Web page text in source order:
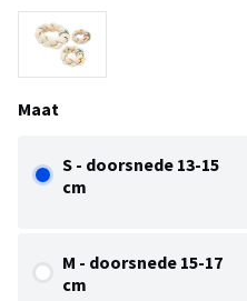
Maat
S - doorsnede 13-15
cm
M - doorsnede 15-17
cm